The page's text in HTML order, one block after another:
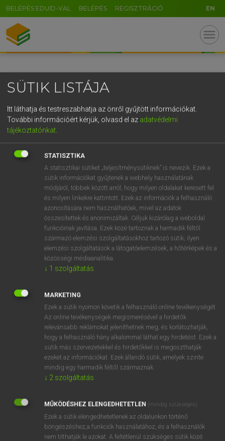
BELÉPÉS EDUID-VAL BELÉPÉS REGISZTRÁCIÓ EN
menu
OOOOPS!
SZOTAR.NET APPLIKÁCIÓ
MICROSOFT OFFICE BŐVÍTMÉNY
BEÉPÜLŐ SZÓTÁRMODUL
ONLINE NYELVVIZSGA
EGYÉNI FELHASZNÁLÓKNAK
TANULÓKNAK
OKTATÁSI INTÉZMÉNYEKNEK
SÜTIK LISTÁJA
Itt láthatja és testreszabhatja az önről gyűjtött információkat.
További információért kérjük, olvasd el az adatvédelmi
tájékoztatónkat
STATISZTIKA
A statisztikai sütiket „teljesítménysütiknek” is nevezik. Ezek a
sütik információkat gyűjtenek a webhely használatának
módjáról, többek között arról, hogy milyen oldalakat keresett fel
és milyen linkekre kattintott. Ezek az információk a felhasználó
azonosítására nem használhatóak, mivel az adatok
összesítettek és anonimizáltak. Céljuk kizárólag a weboldal
funkcióinak javítása. Ezek közé tartoznak a harmadik féltől
származó elemzési szolgáltatásokhoz tartozó sütik; ilyen
elemzési szolgáltatások a látogatóelemzések, a hőtérképek és a
közösségi médiaanalitika.
↓ 1 szolgáltatás
MARKETING
Ezek a sütik nyomon követik a felhasználó online tevékenységét.
Az online tevékenységek megismerésével a hirdetők
relevánsabb reklámokat jeleníthetnek meg, és korlátozhatják,
hogy a felhasználó hány alkalommal láthat egy hirdetést. Ezek a
sütik más szervezetekkel és hirdetőkkel is megoszthatják
ezeket az információkat. Ezek állandó sütik, amelyek szinte
mindig egy harmadik féltől származnak.
↓ 2 szolgáltatás
MŰKÖDÉSHEZ ELENGEDHETETLEN (mindig szükséges)
Ezek a sütik elengedhetetlenek az oldalunkon történő
böngészéshez,a funkciók használatához, és a felhasználók
nem tilthatják le azokat. A feltétlenül szükséges sütik közé
GR
5
g h k l
v b n m , . - AltGr